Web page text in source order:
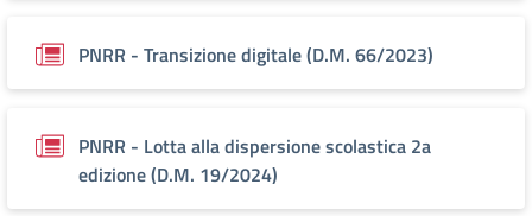
PNRR - Transizione digitale (D.M. 66/2023)
PNRR - Lotta alla dispersione scolastica 2a
edizione (D.M. 19/2024)